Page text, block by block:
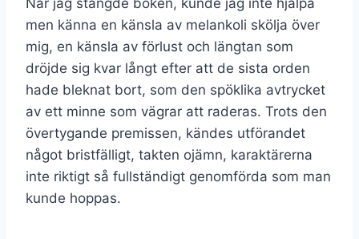
men känna en känsla av melankoli skölja över
mig, en känsla av förlust och längtan som
dröjde sig kvar långt efter att de sista orden
hade bleknat bort, som den spöklika avtrycket
av ett minne som vägrar att raderas. Trots den
övertygande premissen, kändes utförandet
något bristfälligt, takten ojämn, karaktärerna
inte riktigt så fullständigt genomförda som man
kunde hoppas.